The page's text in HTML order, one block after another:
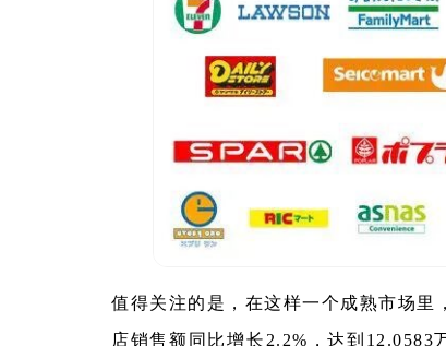
值得关注的是，在这样一个成熟市场里
店销售额同比增长2.2%，达到